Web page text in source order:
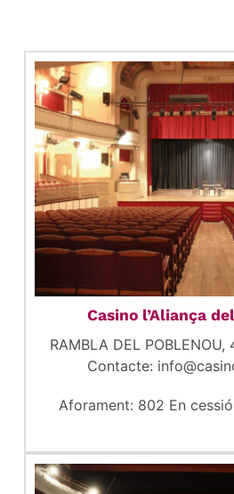
Casino l’Aliança
RAMBLA DEL POBLENOU,
Contacte:
Aforament: 802 En